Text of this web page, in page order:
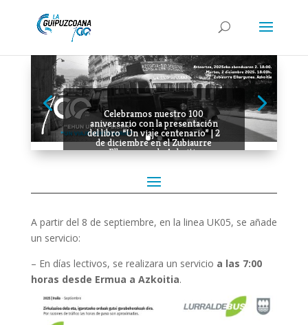
Celebramos nuestro 100
aniversario con la presentación
del libro “Un viaje centenario” | 2
de diciembre en el Zubiaurre
Elkargunea de Azkoitia
A partir del 8 de septiembre, en la linea UK05, se añade
un servicio:
– En días lectivos, se realizara un servicio a las 7:00
horas desde Ermua a Azkoitia.